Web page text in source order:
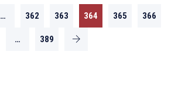
… 362 363 364 365 366
… 389